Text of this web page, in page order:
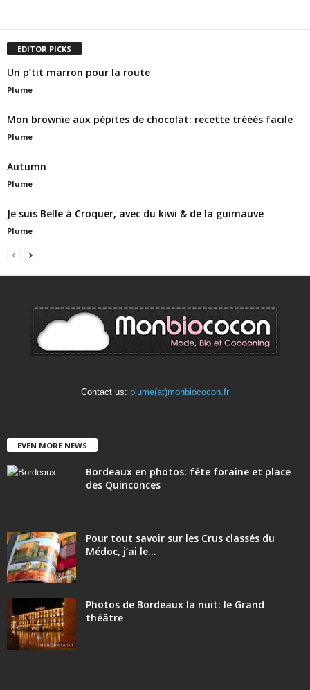
EDITOR PICKS
Un p’tit marron pour la route
Plume
Mon brownie aux pépites de chocolat: recette trèèès facile
Plume
Autumn
Plume
Je suis Belle à Croquer, avec du kiwi & de la guimauve
Plume
Contact us: plume(at)monbiococon.fr
EVEN MORE NEWS
Bordeaux en photos: fête foraine et place
des Quinconces
Pour tout savoir sur les Crus classés du
Médoc, j’ai le...
Photos de Bordeaux la nuit: le Grand
théâtre